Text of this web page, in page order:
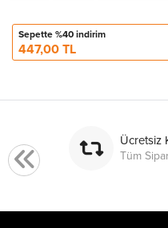
Sepette %40 indirim
447,00 TL
Ücretsiz
Tüm